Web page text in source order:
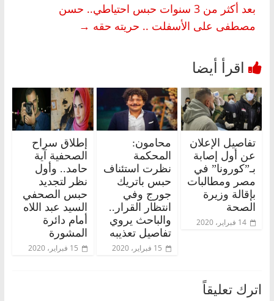
بعد أكثر من 3 سنوات حبس احتياطي.. حسن
مصطفى على الأسفلت .. حريته حقه →
تفاصيل الإعلان
عن أول إصابة
بـ”كورونا” في
مصر ومطالبات
بإقالة وزيرة
الصحة
14 فبراير، 2020
محامون:
المحكمة
نظرت استئناف
حبس باتريك
جورج وفي
انتظار القرار..
والباحث يروي
تفاصيل تعذيبه
15 فبراير، 2020
إطلاق سراح
الصحفية آية
حامد.. وأول
نظر لتجديد
حبس الصحفي
السيد عبد اللاه
أمام دائرة
المشورة
15 فبراير، 2020
اترك تعليقاً